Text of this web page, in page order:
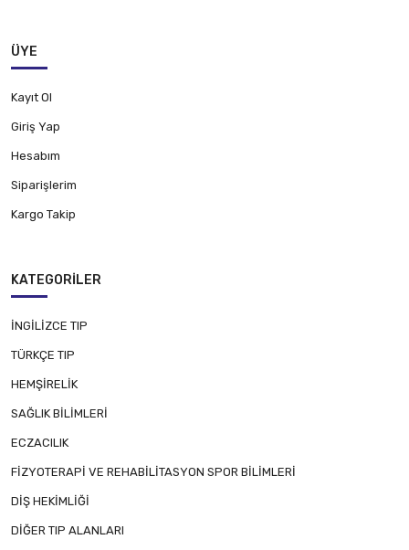
ÜYE
Kayıt Ol
Giriş Yap
Hesabım
Siparişlerim
Kargo Takip
KATEGORILER
İNGİLİZCE TIP
TÜRKÇE TIP
HEMŞİRELİK
SAĞLIK BİLİMLERİ
ECZACILIK
FİZYOTERAPİ VE REHABİLİTASYON SPOR BİLİMLERİ
DİŞ HEKİMLİĞİ
DİĞER TIP ALANLARI